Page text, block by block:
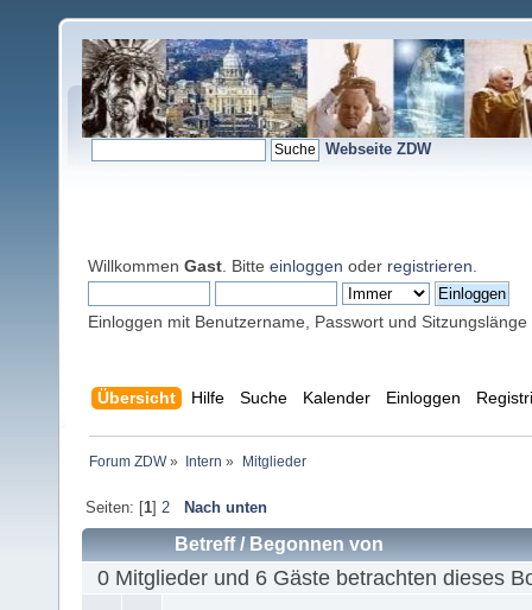
Webseite ZDW
Willkommen Gast . Bitte einloggen oder registrieren
Einloggen mit Benutzername, Passwort und Sitzungslänge
Übersicht Hilfe Suche Kalender Einloggen
Forum ZDW» Intern » Mitglieder
Seiten: [1] 2 Nach unten
Betreff/ Begonnen von
0 Mitglieder und 6 Gäste betrachten dieses